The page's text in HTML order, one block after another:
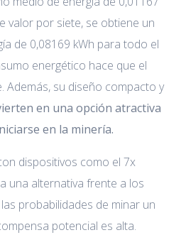
valor por siete, se obtiene un
de 0,08169 kWh para todo el
energético hace que el
Además, su diseño compacto y
en una opción atractiva
en la minería.
dispositivos como el 7x
una alternativa frente a los
probabilidades de minar un
potencial es alta.